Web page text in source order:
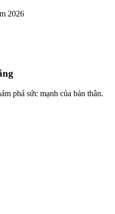
2026
phá sức mạnh của bản thân.